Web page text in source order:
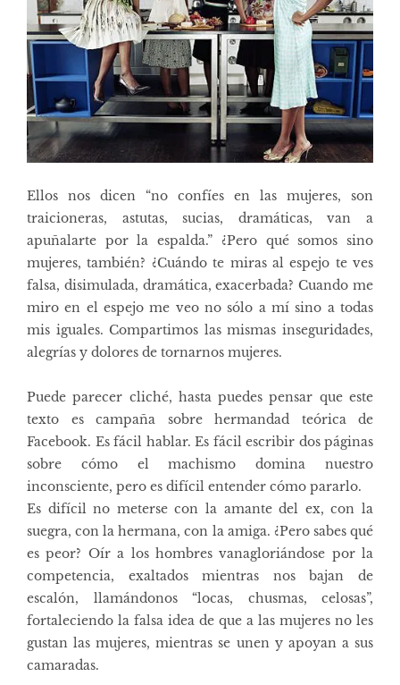
Ellos nos dicen “no confíes en las mujeres, son
traicioneras, astutas, sucias, dramáticas, van a
apuñalarte por la espalda.” ¿Pero qué somos sino
mujeres, también? ¿Cuándo te miras al espejo te ves
falsa, disimulada, dramática, exacerbada? Cuando me
miro en el espejo me veo no sólo a mí sino a todas
mis iguales. Compartimos las mismas inseguridades,
alegrías y dolores de tornarnos mujeres.
Puede parecer cliché, hasta puedes pensar que este
texto es campaña sobre hermandad teórica de
Facebook. Es fácil hablar. Es fácil escribir dos páginas
sobre cómo el machismo domina nuestro
inconsciente, pero es difícil entender cómo pararlo.
Es difícil no meterse con la amante del ex, con la
suegra, con la hermana, con la amiga. ¿Pero sabes qué
es peor? Oír a los hombres vanagloriándose por la
competencia, exaltados mientras nos bajan de
escalón, llamándonos “locas, chusmas, celosas”,
fortaleciendo la falsa idea de que a las mujeres no les
gustan las mujeres, mientras se unen y apoyan a sus
camaradas.